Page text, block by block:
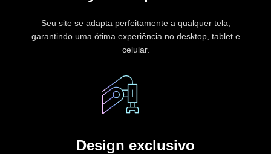
Seu site se adapta perfeitamente a qualquer tela,
garantindo uma ótima experiência no desktop, tablet e
celular.
Design exclusivo